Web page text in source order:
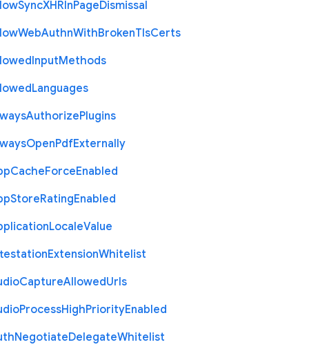
SyncXHRInPageDismissal
WebAuthnWithBrokenTlsCerts
InputMethods
Languages
AuthorizePlugins
OpenPdfExternally
CacheForceEnabled
StoreRatingEnabled
LocaleValue
ExtensionWhitelist
CaptureAllowedUrls
ProcessHighPriorityEnabled
NegotiateDelegateWhitelist